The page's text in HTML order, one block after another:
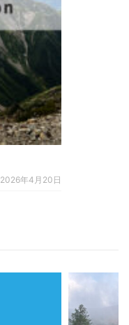
2026年4月20日